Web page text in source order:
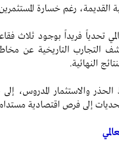
رغم خسارة المستثمرين
تحدياً فريداً بوجود ثلاث
التجارب التاريخية عن
النهائية.
والاستثمار المدروس،
إلى فرص اقتصادية